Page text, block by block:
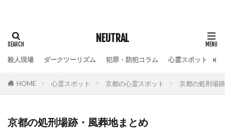
NEUTRAL
殺人現場 ダークツーリズム 犯罪・防犯コラム 心霊スポット
HOME 心霊スポット 京都の心霊スポット 京都の処刑場
京都の処刑場跡・風葬地まとめ